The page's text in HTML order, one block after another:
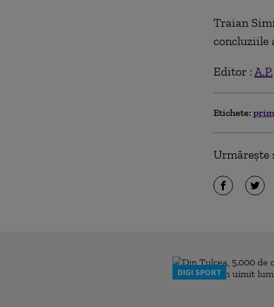
Traian
concluziile
Editor : A.P.
Etichete:
Urmărește
DIGI SPORT